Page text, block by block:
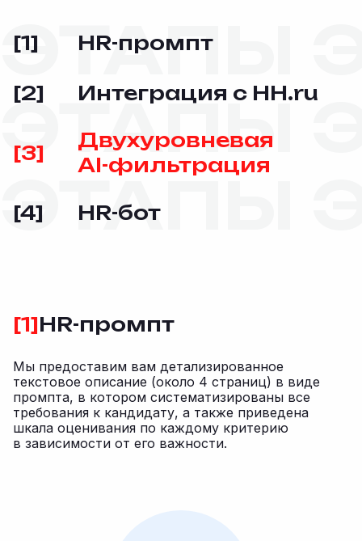
[1] HR-промпт
[2] Интеграция с HH.ru
[3]
Двухуровневая
AI-фильтрация
[4]
HR-бот
[1]HR-промпт
Мы предоставим вам детализированное
текстовое описание (около 4 страниц) в виде
промпта, в котором систематизированы все
требования к кандидату, а также приведена
шкала оценивания по каждому критерию
в зависимости от его важности.